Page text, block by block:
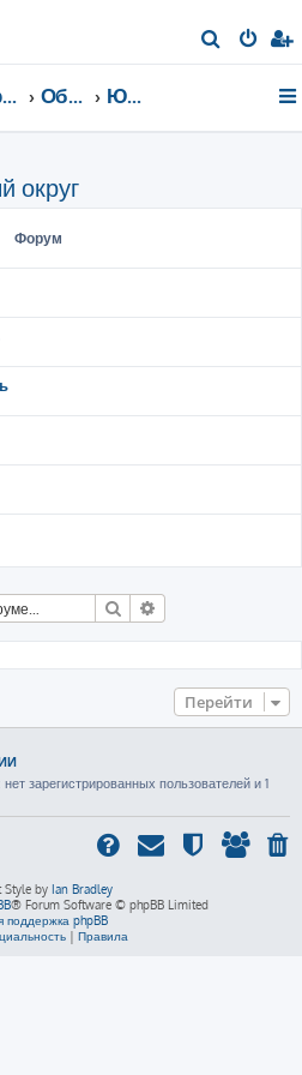
о
География Клуба CX-5 CLUB Общение по регионам Южный федеральный округ
округ
Форум
Поиск
Перейти
зарегистрированных пользователей и 1
Style by Ian Bradley
® Forum Software © phpBB Limited
поддержка phpBB
| Правила